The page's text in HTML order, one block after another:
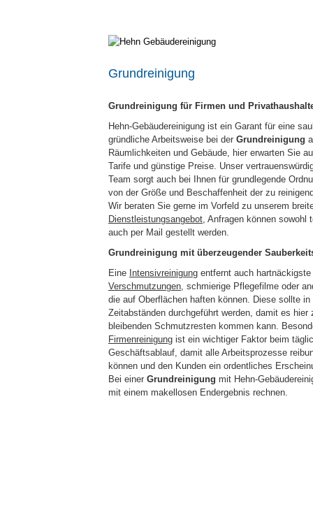
Grundreinigung
Grundreinigung für Firmen und
Hehn-Gebäudereinigung ist ein Garant für eine
gründliche Arbeitsweise bei der Grundreinigung
Räumlichkeiten und Gebäude, hier erwarten Sie
Tarife und günstige Preise. Unser
Team sorgt auch bei Ihnen für grundlegende
von der Größe und Beschaffenheit der zu
Wir beraten Sie gerne im Vorfeld zu unserem
Dienstleistungsangebot, Anfragen können sowohl
auch per Mail gestellt werden.
Grundreinigung mit überzeugender
Eine Intensivreinigung entfernt auch hartnäckigste
Verschmutzungen, schmierige Pflegefilme oder
die auf Oberflächen haften können. Diese sollte in
Zeitabständen durchgeführt werden, damit es hier
bleibenden Schmutzresten kommen kann.
Firmenreinigung ist ein wichtiger Faktor beim
Geschäftsablauf, damit alle Arbeitsprozesse
können und den Kunden ein ordentliches
Bei einer Grundreinigung mit Hehn-
mit einem makellosen Endergebnis rechnen.